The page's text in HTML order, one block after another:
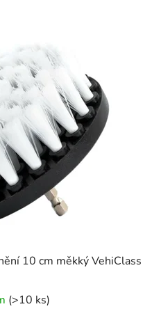
10 cm měkký VehiClass
(>10 ks)